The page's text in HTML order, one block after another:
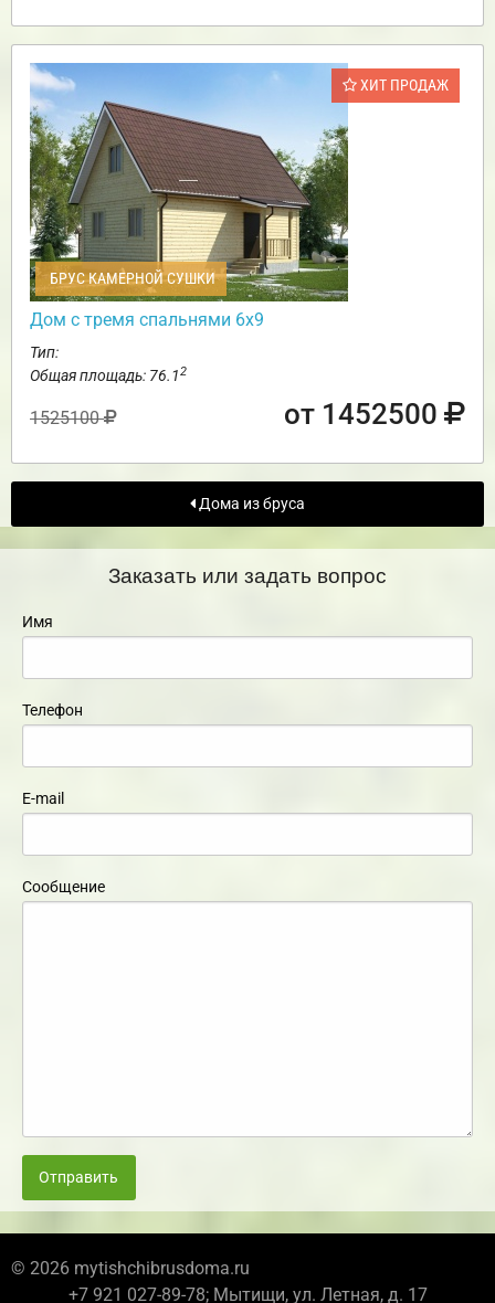
ХИТ ПРОДАЖ
БРУС КАМЕРНОЙ СУШКИ
Дом с тремя спальнями 6х9
Тип:
Общая площадь: 76.12
1525100 от 1452500
Дома из бруса
Заказать или задать вопрос
Имя
Телефон
E-mail
Сообщение
Отправить
© 2026 mytishchibrusdoma.ru
+7 921 027-89-78; Мытищи, ул. Летная, д. 17